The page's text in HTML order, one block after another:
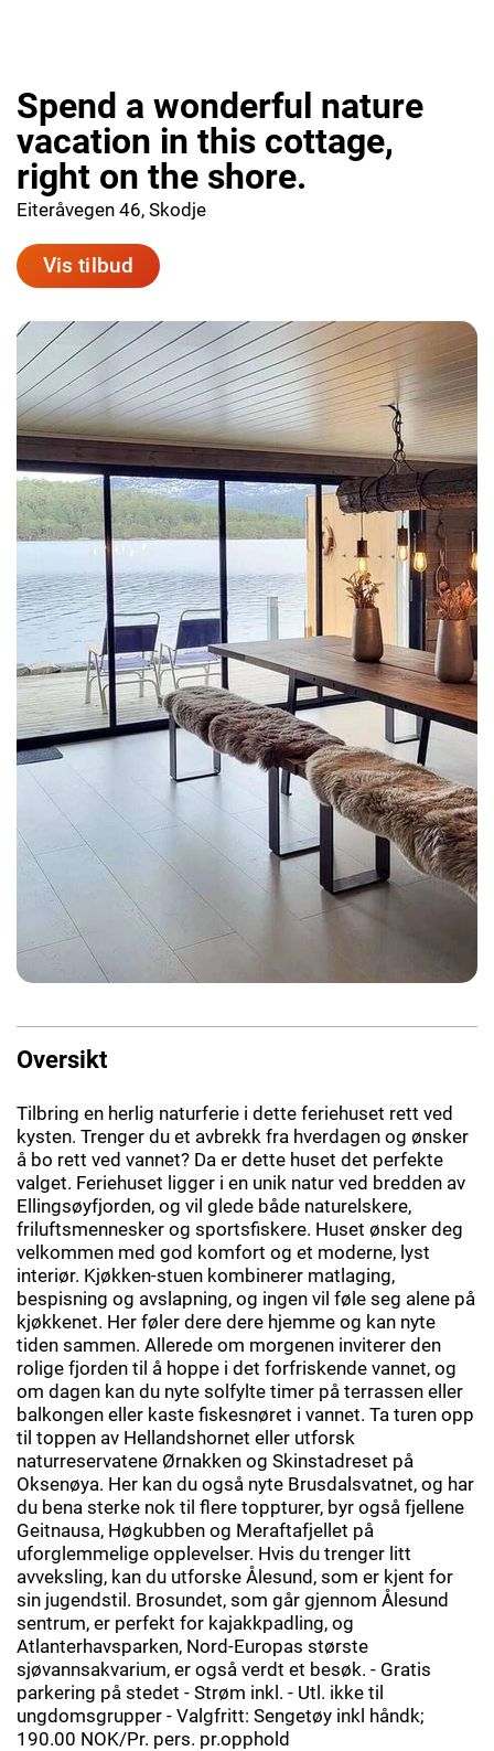
Spend a wonderful nature
vacation in this cottage,
right on the shore.
Eiteråvegen 46, Skodje
Vis tilbud
Oversikt
Tilbring en herlig naturferie i dette feriehuset rett ved
kysten. Trenger du et avbrekk fra hverdagen og ønsker
å bo rett ved vannet? Da er dette huset det perfekte
valget. Feriehuset ligger i en unik natur ved bredden av
Ellingsøyfjorden, og vil glede både naturelskere,
friluftsmennesker og sportsfiskere. Huset ønsker deg
velkommen med god komfort og et moderne, lyst
interiør. Kjøkken-stuen kombinerer matlaging,
bespisning og avslapning, og ingen vil føle seg alene på
kjøkkenet. Her føler dere dere hjemme og kan nyte
tiden sammen. Allerede om morgenen inviterer den
rolige fjorden til å hoppe i det forfriskende vannet, og
om dagen kan du nyte solfylte timer på terrassen eller
balkongen eller kaste fiskesnøret i vannet. Ta turen opp
til toppen av Hellandshornet eller utforsk
naturreservatene Ørnakken og Skinstadreset på
Oksenøya. Her kan du også nyte Brusdalsvatnet, og har
du bena sterke nok til flere toppturer, byr også fjellene
Geitnausa, Høgkubben og Meraftafjellet på
uforglemmelige opplevelser. Hvis du trenger litt
avveksling, kan du utforske Ålesund, som er kjent for
sin jugendstil. Brosundet, som går gjennom Ålesund
sentrum, er perfekt for kajakkpadling, og
Atlanterhavsparken, Nord-Europas største
sjøvannsakvarium, er også verdt et besøk. - Gratis
parkering på stedet - Strøm inkl. - Utl. ikke til
ungdomsgrupper - Valgfritt: Sengetøy inkl håndk;
190.00 NOK/Pr. pers. pr.opphold